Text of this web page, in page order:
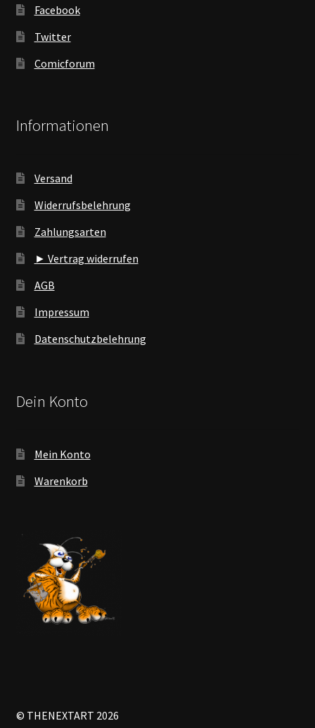
Facebook
Twitter
Comicforum
Informationen
Versand
Widerrufsbelehrung
Zahlungsarten
► Vertrag widerrufen
AGB
Impressum
Datenschutzbelehrung
Dein Konto
Mein Konto
Warenkorb
© THENEXTART 2026